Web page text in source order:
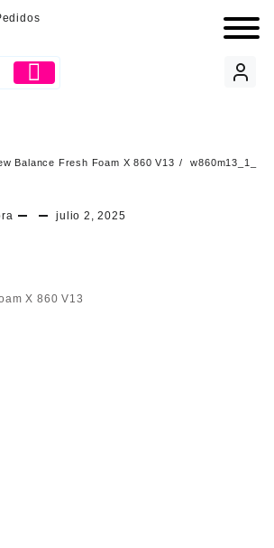
Balance Fresh Foam X 860 V13 w860m13_1_
julio 2, 2025
X 860 V13